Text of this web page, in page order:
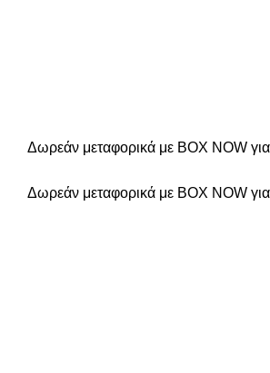
Δωρεάν μεταφορικά με BOX NOW
Δωρεάν μεταφορικά με BOX NOW